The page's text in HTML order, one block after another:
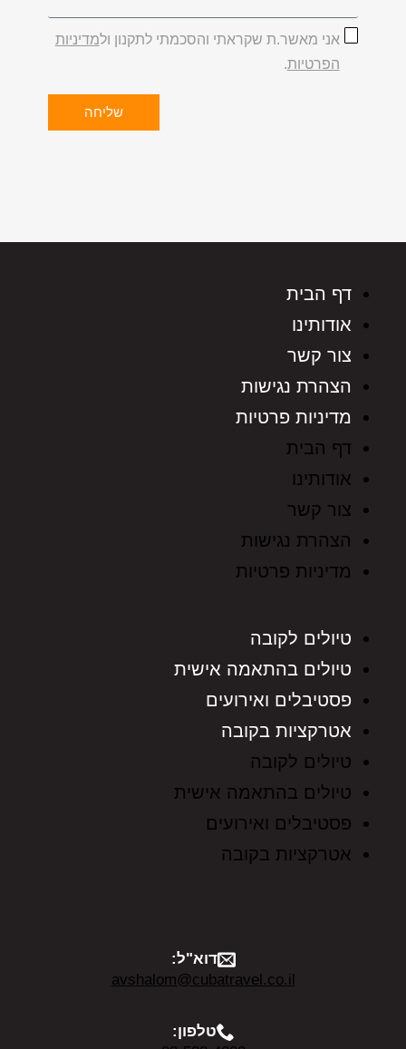
אני מאשר.ת שקראתי והסכמתי לתקנון ולמדיניות
הפרטיות.
שליחה
דף הבית
אודותינו
צור קשר
הצהרת נגישות
מדיניות פרטיות
דף הבית
אודותינו
צור קשר
הצהרת נגישות
מדיניות פרטיות
טיולים לקובה
טיולים בהתאמה אישית
פסטיבלים ואירועים
אטרקציות בקובה
טיולים לקובה
טיולים בהתאמה אישית
פסטיבלים ואירועים
אטרקציות בקובה
דוא"ל:
avshalom@cubatravel.co.il
טלפון: